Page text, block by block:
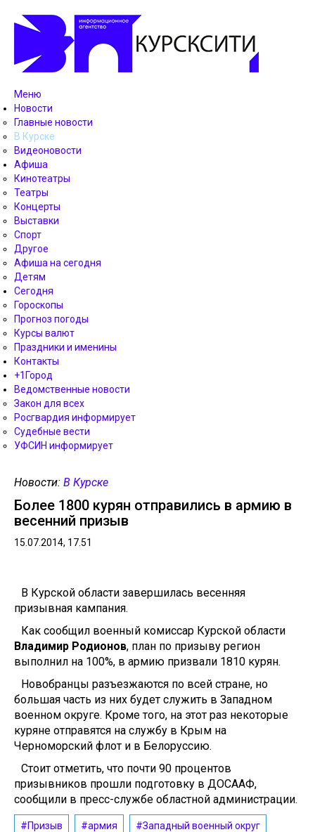
Меню
Новости
Главные новости
В Курске
Видеоновости
Афиша
Кинотеатры
Театры
Концерты
Выставки
Спорт
Другое
Афиша на сегодня
Детям
Сегодня
Гороскопы
Прогноз погоды
Курсы валют
Праздники и именины
Контакты
+1Город
Ведомственные новости
Закон для всех
Росгвардия информирует
Судебные вести
УФСИН информирует
Новости: В Курске
Более 1800 курян отправились в армию в
весенний призыв
15.07.2014, 17.51
В Курской области завершилась весенняя
призывная кампания.
Как сообщил военный комиссар Курской области
Владимир Родионов, план по призыву регион
выполнил на 100%, в армию призвали 1810 курян.
Новобранцы разъезжаются по всей стране, но
большая часть из них будет служить в Западном
военном округе. Кроме того, на этот раз некоторые
куряне отправятся на службу в Крым на
Черноморский флот и в Белоруссию.
Стоит отметить, что почти 90 процентов
призывников прошли подготовку в ДОСААФ,
сообщили в пресс-службе областной администрации.
#Призыв #армия #Западный военный округ